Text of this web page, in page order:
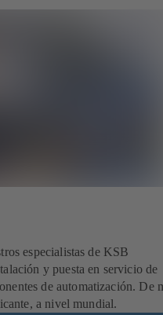
especialistas de KSB
y puesta en servicio de
de automatización. De
a nivel mundial.